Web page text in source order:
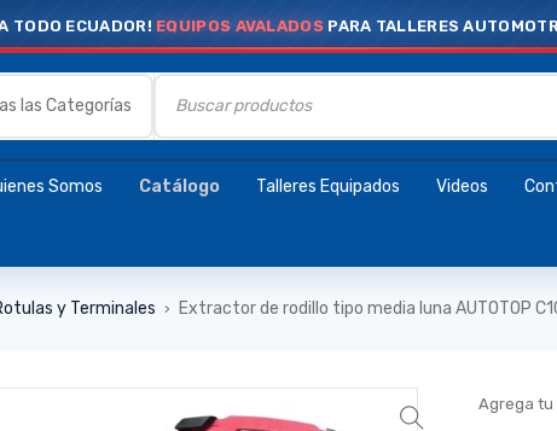
TODO ECUADOR! EQUIPOS AVALADOSPARA TALLERES
Somos Catálogo Talleres Equipados Videos
y Terminales › Extractor de rodillo tipo media luna AUTOTOP
Agrega tu